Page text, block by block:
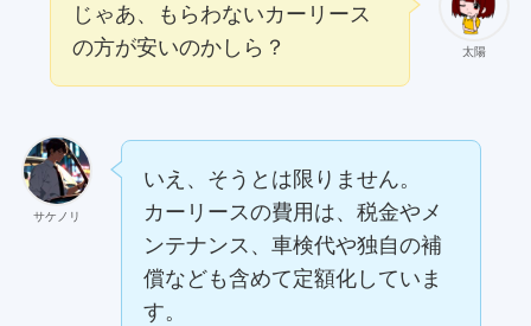
太陽
じゃあ、もらわないカーリース
の方が安いのかしら？
サケノリ
いえ、そうとは限りません。
カーリースの費用は、税金やメ
ンテナンス、車検代や独自の補
償なども含めて定額化していま
す。